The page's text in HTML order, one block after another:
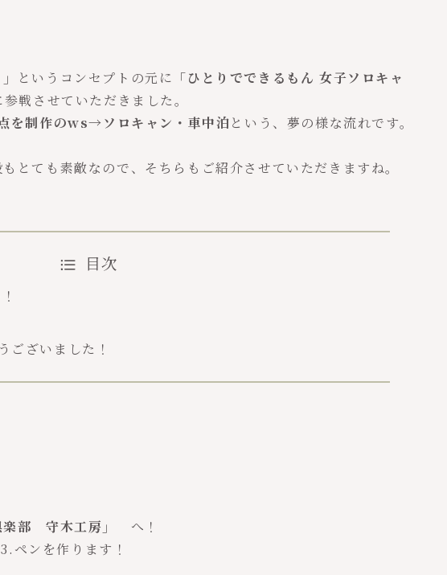
というコンセプトの元に 「ひとりでできるもん 女子ソロキャ
戦させていただきました。
を制作のws→ソロキャン・車中泊という、夢の様な流れです。
とても素敵なので、そちらもご紹介させていただきますね。
目次
ございました！
楽部 守木工房」
へ！
ンを作ります！